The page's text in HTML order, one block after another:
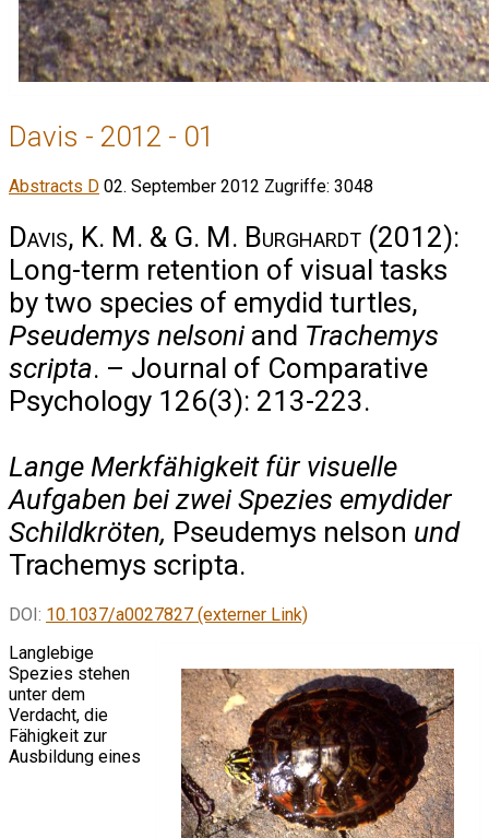
Davis - 2012 - 01
Abstracts D 02. September 2012 Zugriffe: 3048
Davis, K. M. & G. M. Burghardt (2012):
Long-term retention of visual tasks
by two species of emydid turtles,
Pseudemys nelsoniand Trachemys
scripta. – Journal of Comparative
Psychology 126(3): 213-223.
Lange Merkfähigkeit für visuelle
Aufgaben bei zwei Spezies emydider
Schildkröten, Pseudemys nelson und
Trachemys scripta.
DOI: 10.1037/a0027827 (externer Link)
Langlebige
Spezies stehen
unter dem
Verdacht, die
Fähigkeit zur
Ausbildung eines